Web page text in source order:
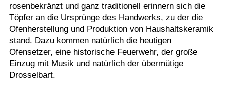
Verkehr
Gesundheit
Kultur
Sport
Termine
rosenbekränzt und ganz traditionell erinnern sich die
Töpfer an die Ursprünge des Handwerks, zu der die
Ofenherstellung und Produktion von Haushaltskeramik
stand. Dazu kommen natürlich die heutigen
Ofensetzer, eine historische Feuerwehr, der große
Einzug mit Musik und natürlich der übermütige
Drosselbart.